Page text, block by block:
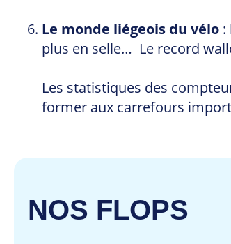
Le monde liégeois du vélo :
plus en selle… Le record
Les statistiques des
former aux carrefours
NOS FLOPS